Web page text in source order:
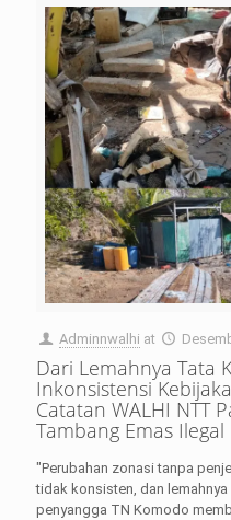
Adminnwalhi at
Dari Lemahnya Tata
Inkonsistensi
Catatan WALHI NTT
Tambang Emas
"Perubahan zonasi tanpa
tidak konsisten, dan
penyangga TN Komodo